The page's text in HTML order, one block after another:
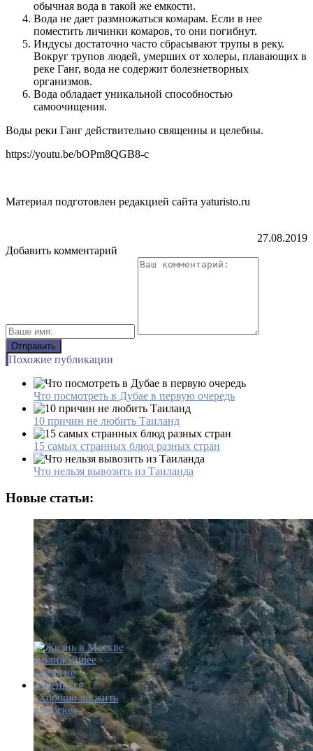
обычная вода в такой же емкости.
Вода не дает размножаться комарам. Если в нее
поместить личинки комаров, то они погибнут.
Индусы достаточно часто сбрасывают трупы в реку.
Вокруг трупов людей, умерших от холеры, плавающих в
реке Ганг, вода не содержит болезнетворных
организмов.
Вода обладает уникальной способностью
самоочищения.
Воды реки Ганг действительно священны и целебны.
https://youtu.be/bOPm8QGB8-c
Материал подготовлен редакцией сайта yaturisto.ru
27.08.2019
Добавить комментарий
Похожие публикации
Что посмотреть в Дубае в первую очередь
10 причин не любить Таиланд
15 самых странных блюд разных стран
Что нельзя вывозить из Таиланда
Новые статьи:
Хорошо ли жить
в Москве